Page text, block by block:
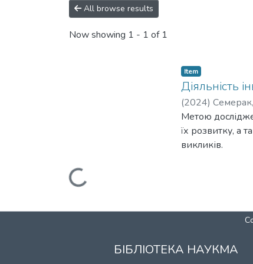
All browse results
Now showing 1 - 1 of 1
Loading...
Item
Діяльність
(2024)
Метою
їх розвитку, а
викликів.
БІБЛІОТЕКА НАУКМА